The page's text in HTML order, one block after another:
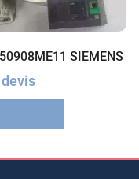
SIEMENS